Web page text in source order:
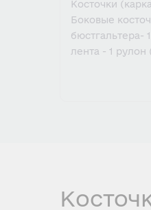
Косточки
Боковые
бюстгальтера-
лента - 1 рулон